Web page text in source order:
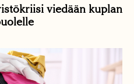
viedään kuplan